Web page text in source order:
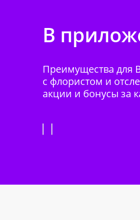
В
Преимущества для
с флористом и
акции и бонусы за